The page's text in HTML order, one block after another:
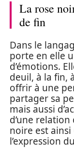
La rose
de fin
Dans le
porte en elle
d’émotions.
deuil, à la fin,
offrir à une
partager sa
mais aussi
d’une relation
noire est
l’expression